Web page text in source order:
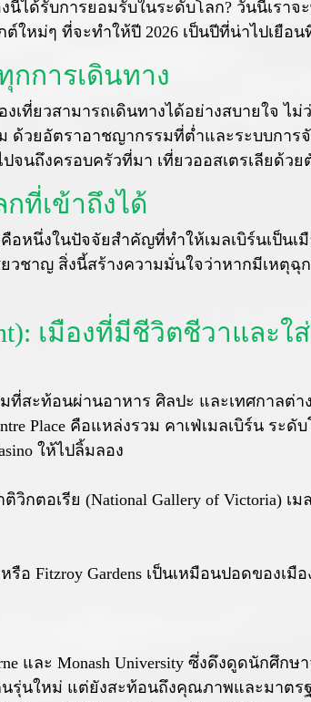
ได้รับการยอมรับในระดับโลก? วันนี้เราจ
ใหม่ๆ ที่จะทำให้ปี 2026 เป็นปีที่น่าไปเยือน
กการเดินทาง
ที่ยวสามารถเดินทางได้อย่างสบายใจ ไม่
วยอัตราอาชญากรรมที่ต่ำและระบบการ
นถึงครอบครัวที่มา เที่ยวออสเตรเลียด้วย
ที่เข้าถึงได้
หนึ่งในปัจจัยสำคัญที่ทำให้เมลเบิร์นเป็นเมื
ชาญ สิ่งนี้สร้างความมั่นใจว่าหากมีเหตุฉุ
เมืองที่มีชีวิตชีวาและใ
ที่สะท้อนผ่านอาหาร ศิลปะ และเทศกาลต่า
Place คือแหล่งรวม คาเฟ่เมลเบิร์น ระดั
ให้ไปลิ้มลอง
ตอเรีย (National Gallery of Victoria) เม
อ Fitzroy Gardens เป็นเหมือนปอดของเมื
และ Monash University ซึ่งดึงดูดนักศึก
นรุ่นใหม่ แต่ยังสะท้อนถึงคุณภาพและมาตร